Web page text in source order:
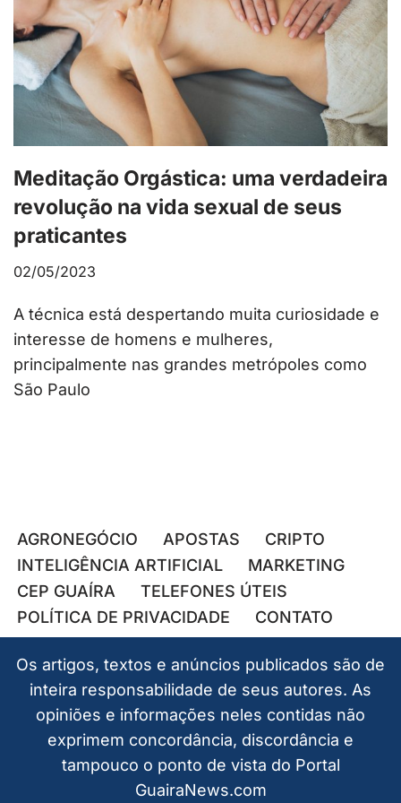
Meditação Orgástica: uma verdadeira
revolução na vida sexual de seus
praticantes
02/05/2023
A técnica está despertando muita curiosidade e
interesse de homens e mulheres,
principalmente nas grandes metrópoles como
São Paulo
AGRONEGÓCIO APOSTAS
CRIPTO
INTELIGÊNCIA ARTIFICIAL
MARKETING
CEP GUAÍRA
TELEFONES ÚTEIS
POLÍTICA DE PRIVACIDADE
CONTATO
Os artigos, textos e anúncios publicados são de
inteira responsabilidade de seus autores. As
opiniões e informações neles contidas não
exprimem concordância, discordância e
tampouco o ponto de vista do Portal
GuairaNews.com